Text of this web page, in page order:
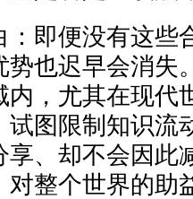
：即便没有这些
势也迟早会消失
，尤其在现代
图限制知识流
享、却不会因
对整个世界的助